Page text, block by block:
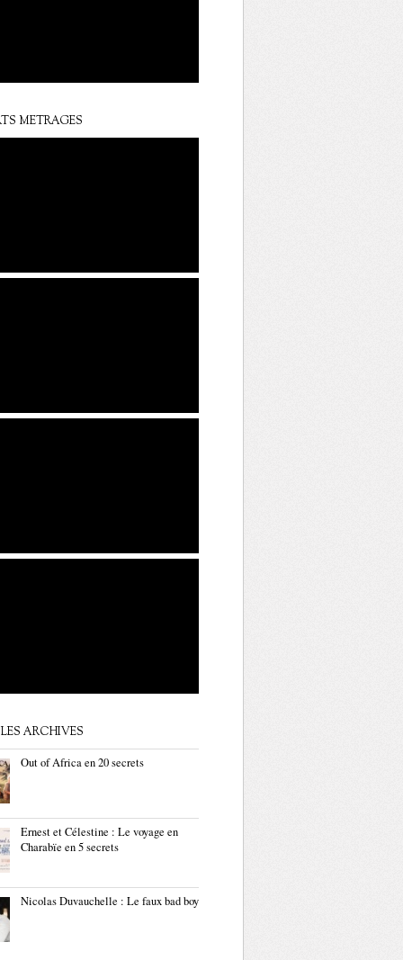
METRAGES
ARCHIVES
Out of Africa en 20 secrets
Ernest et Célestine : Le voyage en
Charabïe en 5 secrets
Nicolas Duvauchelle : Le faux bad boy